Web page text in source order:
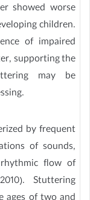
showed worse
children.
of impaired
supporting the
may be
by frequent
of sounds,
flow of
Stuttering